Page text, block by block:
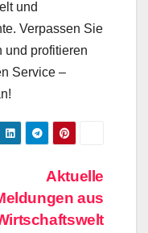
und
Verpassen Sie
und profitieren
Service –
Aktuelle
aus